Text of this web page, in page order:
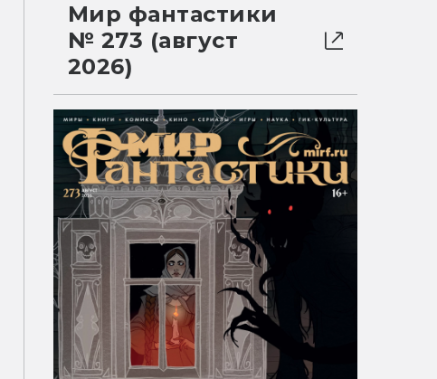
Мир фантастики
№ 273 (август
2026)